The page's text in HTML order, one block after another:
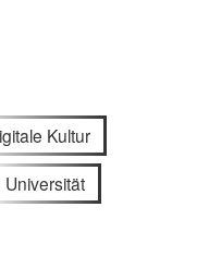
Kultur
Universität